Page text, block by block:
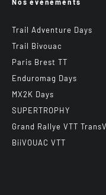
Nos événements
Trail Adventure Days
Trail Bivouac
Paris Brest TT
Enduromag Days
MX2K Days
SUPERTROPHY
Grand Rallye VTT
BiiVOUAC VTT